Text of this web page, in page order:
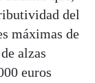
del
máximas de
alzas
euros